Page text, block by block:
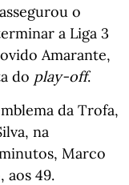
o
a Liga 3
Amarante,
do play-off.
da Trofa,
na
Marco
aos 49.